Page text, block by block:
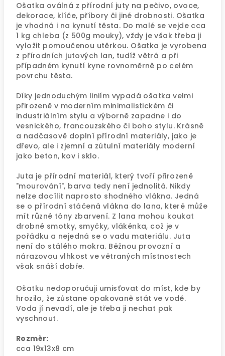
Ošatka oválná z přírodní juty na pečivo, ovoce,
dekorace, klíče, příbory či jiné drobnosti. Ošatka
je vhodná i na kynutí těsta. Do malé se vejde cca
1 kg chleba (z 500g mouky), vždy je však třeba ji
vyložit pomoučenou utěrkou. Ošatka je vyrobena
z přírodních jutových lan, tudíž větrá a při
případném kynutí kyne rovnoměrně po celém
povrchu těsta.
Díky jednoduchým liniím vypadá ošatka velmi
přirozeně v moderním minimalistickém či
industriálním stylu a výborně zapadne i do
vesnického, francouzského či boho stylu. Krásně
a nadčasově doplní přírodní materiály, jako je
dřevo, ale i zjemní a zútulní materiály moderní
jako beton, kov i sklo.
Juta je přírodní materiál, který tvoří přirozeně
"mourování", barva tedy není jednolitá. Nikdy
nelze docílit naprosto shodného vlákna. Jedná
se o přírodní stáčená vlákna do lana, které může
mít různé tóny zbarvení. Z lana mohou koukat
drobné smotky, smyčky, vlákénka, což je v
pořádku a nejedná se o vadu materiálu. Juta
není do stálého mokra. Běžnou provozní a
nárazovou vlhkost ve větraných místnostech
však snáší dobře.
Ošatku nedoporučuji umisťovat do míst, kde by
hrozilo, že zůstane opakovaně stát ve vodě.
Voda jí nevadí, ale je třeba ji nechat pak
vyschnout.
Rozměr:
cca 19x13x8 cm